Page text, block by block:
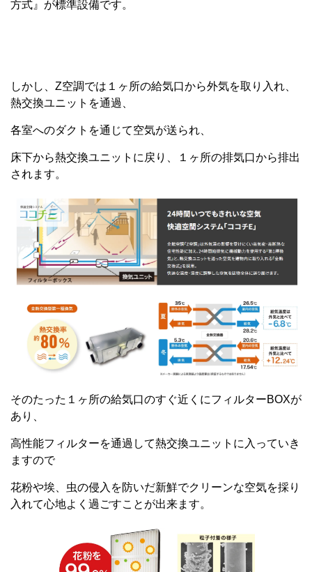
方式』が標準設備です。
しかし、Z空調では１ヶ所の給気口から外気を取り入れ、
熱交換ユニットを通過、
各室へのダクトを通じて空気が送られ、
床下から熱交換ユニットに戻り、１ヶ所の排気口から排出
されます。
そのたった１ヶ所の給気口のすぐ近くにフィルターBOXが
あり、
高性能フィルターを通過して熱交換ユニットに入っていき
ますので
花粉や埃、虫の侵入を防いだ新鮮でクリーンな空気を採り
入れて心地よく過ごすことが出来ます。